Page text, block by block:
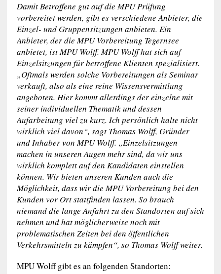
Damit Betroffene gut auf die MPU Prüfung
vorbereitet werden, gibt es verschiedene Anbieter, die
Einzel- und Gruppensitzungen anbieten. Ein
Anbieter, der die MPU Vorbereitung Tegernsee
anbietet, ist MPU Wolff. MPU Wolff hat sich auf
Einzelsitzungen für betroffene Klienten spezialisiert.
„Oftmals werden solche Vorbereitungen als Seminar
verkauft, also als eine reine Wissensvermittlung
angeboten. Hier kommt allerdings der einzelne mit
seiner individuellen Thematik und dessen
Aufarbeitung viel zu kurz. Ich persönlich halte nicht
wirklich viel davon“, sagt Thomas Wolff, Gründer
und Inhaber von MPU Wolff. „Einzelsitzungen
machen in unseren Augen mehr sind, da wir uns
wirklich komplett auf den Kandidaten einstellen
können. Wir bieten unseren Kunden auch die
Möglichkeit, dass wir die MPU Vorbereitung bei den
Kunden vor Ort stattfinden lassen. So brauch
niemand die lange Anfahrt zu den Standorten auf sich
nehmen und hat möglicherweise noch mit
problematischen Zeiten bei den öffentlichen
Verkehrsmitteln zu kämpfen“, so Thomas Wolff weiter.
MPU Wolff gibt es an folgenden Standorten: